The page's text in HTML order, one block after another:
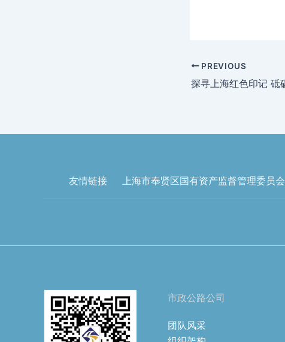
PREVIOUS
探寻上海红色印记 砥
友情链接 上海市奉贤区国有资产监督管理委员会
市政公路公司
团队风采